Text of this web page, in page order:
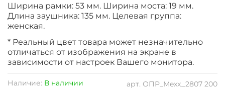
арт. ОПР_Mexx_2807 200
Наличие: В наличии
Ширина рамки: 53 мм. Ширина моста: 19 мм.
Длина заушника: 135 мм. Целевая группа:
женская.
* Реальный цвет товара может незначительно
отличаться от изображения на экране в
зависимости от настроек Вашего монитора.